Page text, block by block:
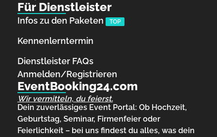
Für Dienstleister
Infos zu den Paketen TOP
Kennenlerntermin
Dienstleister FAQs
Anmelden/Registrieren
EventBooking24.com
Wir vermitteln, du feierst.
Dein zuverlässiges Event Portal: Ob Hochzeit,
Geburtstag, Seminar, Firmenfeier oder
Feierlichkeit – bei uns findest du alles, was dein